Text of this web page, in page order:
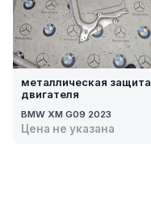
металлическая защита
двигателя
BMW XM G09 2023
Цена не указана